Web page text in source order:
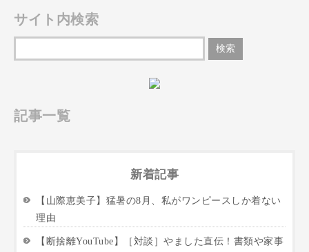
サイト内検索
記事一覧
新着記事
【山際恵美子】猛暑の8月、私がワンピースしか着ない
理由
【断捨離YouTube】［対談］やました直伝！書類や家事